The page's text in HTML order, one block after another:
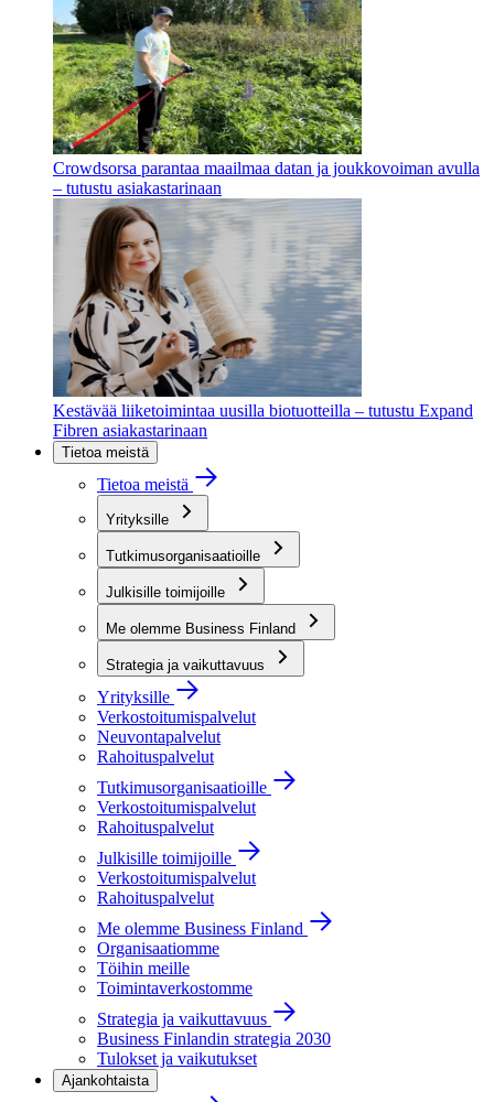
Crowdsorsa parantaa maailmaa datan ja joukkovoiman avulla
– tutustu asiakastarinaan
Kestävää liiketoimintaa uusilla biotuotteilla – tutustu Expand
Fibren asiakastarinaan
Tietoa meistä
Tietoa meistä
Yrityksille
Tutkimusorganisaatioille
Julkisille toimijoille
Me olemme Business Finland
Strategia ja vaikuttavuus
Yrityksille
Verkostoitumispalvelut
Neuvontapalvelut
Rahoituspalvelut
Tutkimusorganisaatioille
Verkostoitumispalvelut
Rahoituspalvelut
Julkisille toimijoille
Verkostoitumispalvelut
Rahoituspalvelut
Me olemme Business Finland
Organisaatiomme
Töihin meille
Toimintaverkostomme
Strategia ja vaikuttavuus
Business Finlandin strategia 2030
Tulokset ja vaikutukset
Ajankohtaista